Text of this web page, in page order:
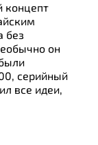
концепт
без
он
серийный
все идеи,